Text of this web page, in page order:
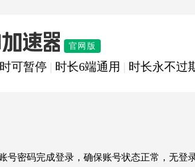
速器 官网版
可暂停 时长6端通用 时长永不过
号密码完成登录，确保账号状态正常，无登